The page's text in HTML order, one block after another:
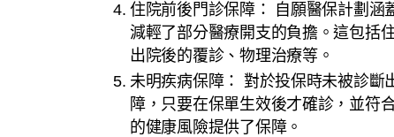
住院前後門診保障： 自願醫保計劃涵
減輕了部分醫療開支的負擔。這包括
出院後的覆診、物理治療等。
未明疾病保障： 對於投保時未被診斷
障，只要在保單生效後才確診，並符
的健康風險提供了保障。